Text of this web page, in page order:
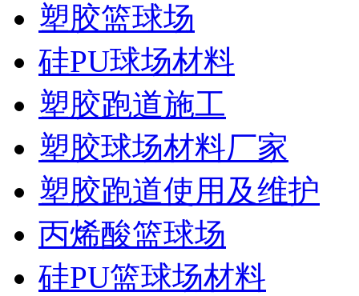
塑胶篮球场
硅PU球场材料
塑胶跑道施工
塑胶球场材料厂家
塑胶跑道使用及维护
丙烯酸篮球场
硅PU篮球场材料